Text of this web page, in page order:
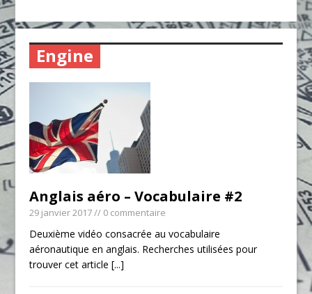
Engine
Anglais aéro – Vocabulaire #2
29 janvier 2017// 0 commentaire
Deuxième vidéo consacrée au vocabulaire
aéronautique en anglais. Recherches utilisées pour
trouver cet article[...]